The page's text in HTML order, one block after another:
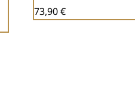
73,90€